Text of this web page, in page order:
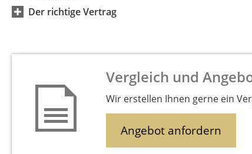
Der richtige Vertrag
Vergleich und
Wir erstellen Ihnen gerne ein
Angebot anfordern